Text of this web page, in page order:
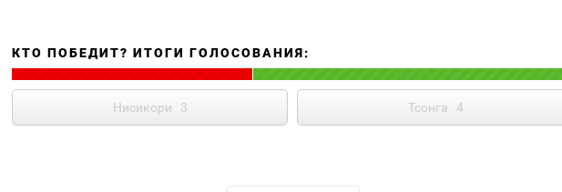
КТО ПОБЕДИТ? ИТОГИ ГОЛОСОВАНИЯ:
Нисикори 3 Тсонга 4